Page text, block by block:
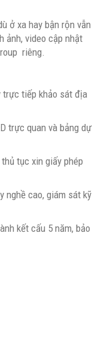
ở xa hay bận rộn vẫn
ảnh, video cập nhật
riêng.
trực tiếp khảo sát địa
trực quan và bảng dự
tục xin giấy phép
nghề cao, giám sát kỹ
kết cấu 5 năm, bảo